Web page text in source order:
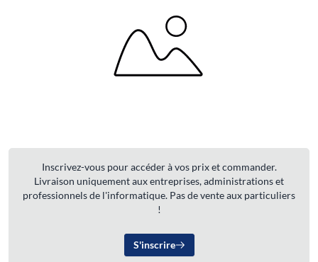
Inscrivez-vous pour accéder à vos prix et commander.
Livraison uniquement aux entreprises, administrations et
professionnels de l'informatique. Pas de vente aux particuliers
!
S'inscrire